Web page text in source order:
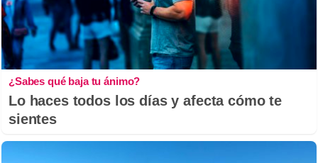
¿Sabes qué baja tu ánimo?
Lo haces todos los días y afecta cómo te
sientes